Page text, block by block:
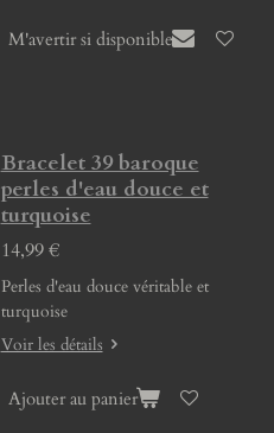
M'avertir si disponible
Bracelet 39 baroque
perles d'eau douce et
turquoise
14,99 €
Perles d'eau douce véritable et
turquoise
Voir les détails
Ajouter au panier